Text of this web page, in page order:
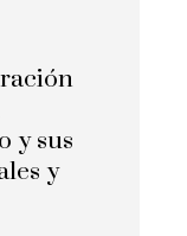
y sus
y